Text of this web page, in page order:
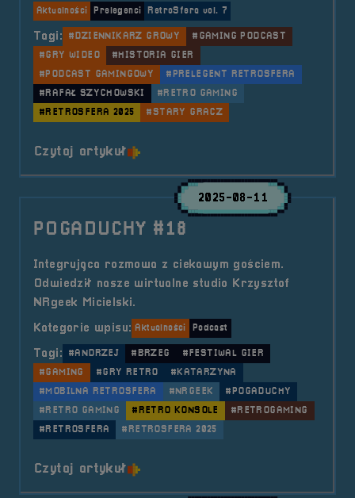
Aktualności Prelegenci RetroSfera vol. 7
Tagi: #DZIENNIKARZ GROWY
#GAMING PODCAST
#GRY WIDEO
#HISTORIA GIER
#PODCAST GAMINGOWY
#PRELEGENT RETROSFERA
#RAFAŁ SZYCHOWSKI
#RETRO GAMING
#RETROSFERA 2025
#STARY GRACZ
Czytaj artykuło tytule Prelegent &#8211; Rafał
2025-08-11
POGADUCHY #18
Integrująca rozmowa z ciekawym gościem.
Odwiedził nasze wirtualne studio Krzysztof
NRgeek Micielski.
Kategorie wpisu: Aktualności Podcast
Tagi: #ANDRZEJ #BRZEG
#FESTIWAL GIER
#GAMING
#GRY RETRO
#KATARZYNA
#MOBILNA RETROSFERA
#NRGEEK
#POGADUCHY
#RETRO GAMING
#RETRO KONSOLE
#RETROGAMING
#RETROSFERA
#RETROSFERA 2025
Czytaj artykuło tytule POGADUCHY #18